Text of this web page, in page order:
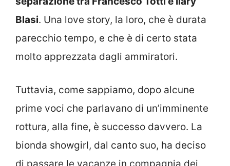
Blasi. Una love story, la loro, che è durata
parecchio tempo, e che è di certo stata
molto apprezzata dagli ammiratori.
Tuttavia, come sappiamo, dopo alcune
prime voci che parlavano di un’imminente
rottura, alla fine, è successo davvero. La
bionda showgirl, dal canto suo, ha deciso
di passare le vacanze in compagnia dei